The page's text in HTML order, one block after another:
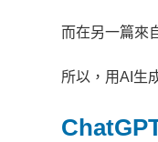
而在另一篇來
所以，用AI生